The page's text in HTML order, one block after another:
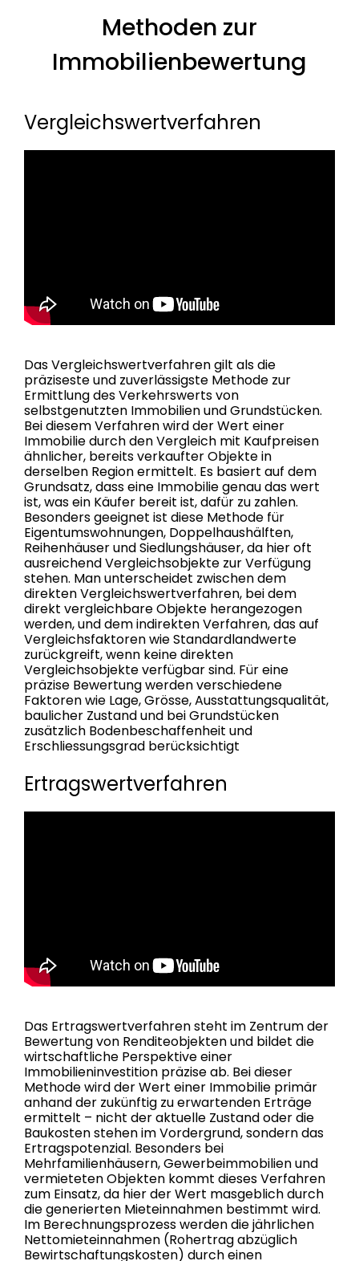
Methoden zur
Immobilienbewertung
Vergleichswertverfahren
Das Vergleichswertverfahren gilt als die
präziseste und zuverlässigste Methode zur
Ermittlung des Verkehrswerts von
selbstgenutzten Immobilien und Grundstücken.
Bei diesem Verfahren wird der Wert einer
Immobilie durch den Vergleich mit Kaufpreisen
ähnlicher, bereits verkaufter Objekte in
derselben Region ermittelt. Es basiert auf dem
Grundsatz, dass eine Immobilie genau das wert
ist, was ein Käufer bereit ist, dafür zu zahlen.
Besonders geeignet ist diese Methode für
Eigentumswohnungen, Doppelhaushälften,
Reihenhäuser und Siedlungshäuser, da hier oft
ausreichend Vergleichsobjekte zur Verfügung
stehen. Man unterscheidet zwischen dem
direkten Vergleichswertverfahren, bei dem
direkt vergleichbare Objekte herangezogen
werden, und dem indirekten Verfahren, das auf
Vergleichsfaktoren wie Standardlandwerte
zurückgreift, wenn keine direkten
Vergleichsobjekte verfügbar sind. Für eine
präzise Bewertung werden verschiedene
Faktoren wie Lage, Grösse, Ausstattungsqualität,
baulicher Zustand und bei Grundstücken
zusätzlich Bodenbeschaffenheit und
Erschliessungsgrad berücksichtigt
Ertragswertverfahren
Das Ertragswertverfahren steht im Zentrum der
Bewertung von Renditeobjekten und bildet die
wirtschaftliche Perspektive einer
Immobilieninvestition präzise ab. Bei dieser
Methode wird der Wert einer Immobilie primär
anhand der zukünftig zu erwartenden Erträge
ermittelt – nicht der aktuelle Zustand oder die
Baukosten stehen im Vordergrund, sondern das
Ertragspotenzial. Besonders bei
Mehrfamilienhäusern, Gewerbeimmobilien und
vermieteten Objekten kommt dieses Verfahren
zum Einsatz, da hier der Wert masgeblich durch
die generierten Mieteinnahmen bestimmt wird.
Im Berechnungsprozess werden die jährlichen
Nettomieteinnahmen (Rohertrag abzüglich
Bewirtschaftungskosten) durch einen